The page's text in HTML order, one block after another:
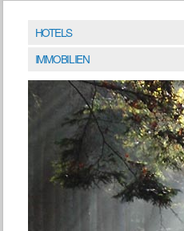
HOTELS
IMMOBILIEN